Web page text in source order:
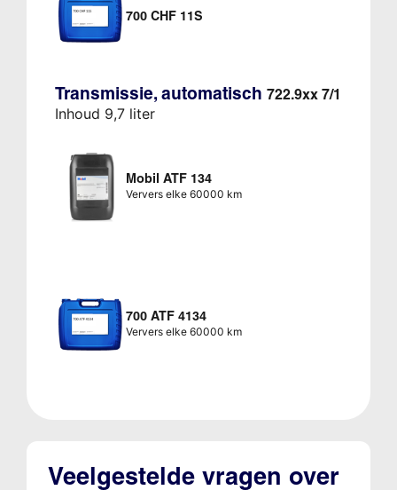
700 CHF 11S
Transmissie, automatisch 722.9xx 7/1
Inhoud 9,7 liter
Mobil ATF 134
Ververs elke 60000 km
700 ATF 4134
Ververs elke 60000 km
Veelgestelde vragen over